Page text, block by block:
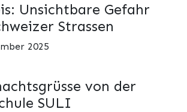
Unsichtbare Gefahr
Strassen
2025
von der
SULI